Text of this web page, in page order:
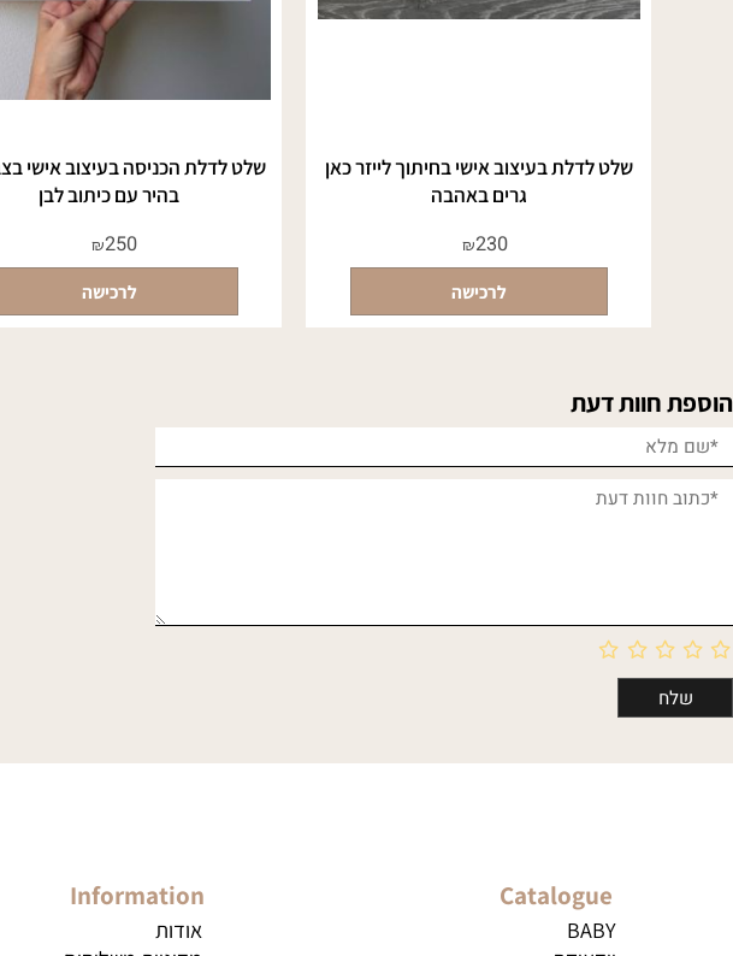
שלט לדלת בעיצוב אישי בחיתוך לייזר כאן
גרים באהבה
₪230
שלט לדלת הכניסה בעיצוב אישי בצבע עץ
בהיר עם כיתוב לבן
₪250
דעת